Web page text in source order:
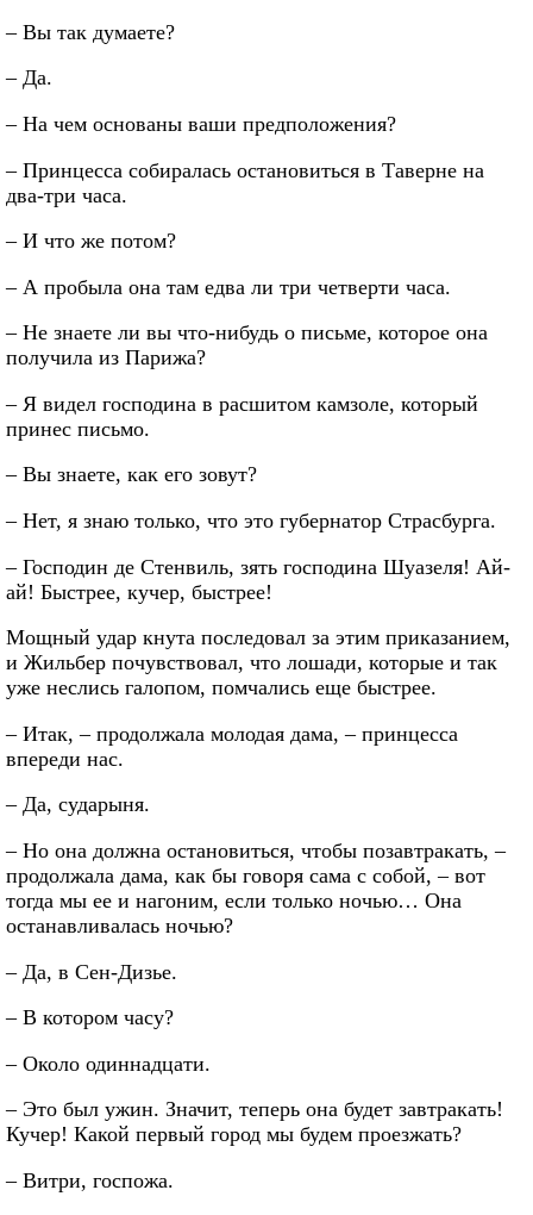
– Вы так думаете?
– Да.
– На чем основаны ваши предположения?
– Принцесса собиралась остановиться в Таверне на
два-три часа.
– И что же потом?
– А пробыла она там едва ли три четверти часа.
– Не знаете ли вы что-нибудь о письме, которое она
получила из Парижа?
– Я видел господина в расшитом камзоле, который
принес письмо.
– Вы знаете, как его зовут?
– Нет, я знаю только, что это губернатор Страсбурга.
– Господин де Стенвиль, зять господина Шуазеля! Ай-
ай! Быстрее, кучер, быстрее!
Мощный удар кнута последовал за этим приказанием,
и Жильбер почувствовал, что лошади, которые и так
уже неслись галопом, помчались еще быстрее.
– Итак, – продолжала молодая дама, – принцесса
впереди нас.
– Да, сударыня.
– Но она должна остановиться, чтобы позавтракать, –
продолжала дама, как бы говоря сама с собой, – вот
тогда мы ее и нагоним, если только ночью… Она
останавливалась ночью?
– Да, в Сен-Дизье.
– В котором часу?
– Около одиннадцати.
– Это был ужин. Значит, теперь она будет завтракать!
Кучер! Какой первый город мы будем проезжать?
– Витри, госпожа.